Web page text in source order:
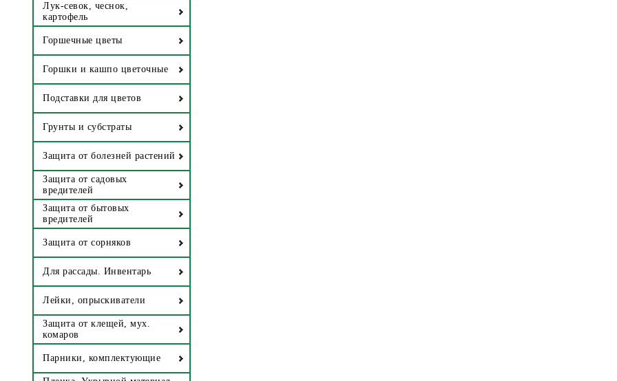
Лук-севок, чеснок,
картофель
Горшечные цветы
Горшки и кашпо цветочные
Подставки для цветов
Грунты и субстраты
Защита от болезней растений
Защита от садовых
вредителей
Защита от бытовых
вредителей
Защита от сорняков
Для рассады. Инвентарь
Лейки, опрыскиватели
Защита от клещей, мух.
комаров
Парники, комплектующие